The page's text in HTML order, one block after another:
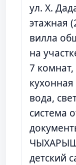
ул. Х.
этажная
вилла
на
7 комнат,
кухонная
вода,
система
детский